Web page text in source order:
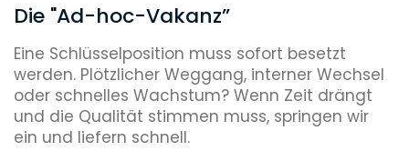
Die "Ad-hoc-Vakanz”
Eine Schlüsselposition muss sofort besetzt
werden. Plötzlicher Weggang, interner Wechsel
oder schnelles Wachstum? Wenn Zeit drängt
und die Qualität stimmen muss, springen wir
ein und liefern schnell.